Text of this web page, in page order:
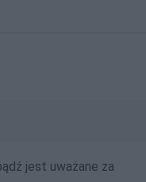
jest uważane za